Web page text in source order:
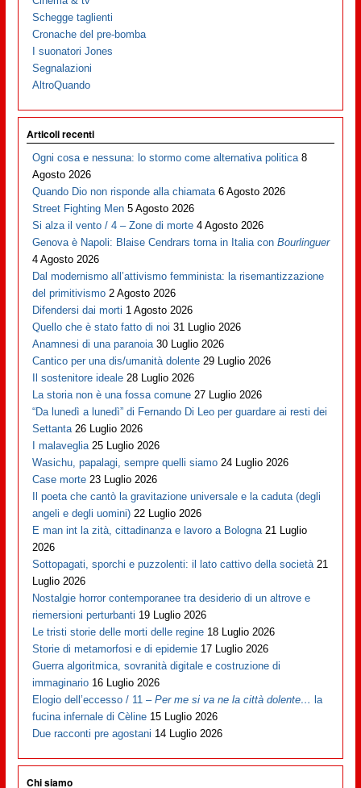
Schegge taglienti
Cronache del pre-bomba
I suonatori Jones
Segnalazioni
AltroQuando
Articoli recenti
Ogni cosa e nessuna: lo stormo come alternativa politica 8
Agosto 2026
Quando Dio non risponde alla chiamata 6 Agosto 2026
Street Fighting Men 5 Agosto 2026
Si alza il vento / 4 – Zone di morte 4 Agosto 2026
Genova è Napoli: Blaise Cendrars torna in Italia conBourlinguer
4 Agosto 2026
Dal modernismo all’attivismo femminista: la risemantizzazione
del primitivismo 2 Agosto 2026
Difendersi dai morti 1 Agosto 2026
Quello che è stato fatto di noi 31 Luglio 2026
Anamnesi di una paranoia 30 Luglio 2026
Cantico per una dis/umanità dolente 29 Luglio 2026
Il sostenitore ideale 28 Luglio 2026
La storia non è una fossa comune 27 Luglio 2026
“Da lunedì a lunedì” di Fernando Di Leo per guardare ai resti dei
Settanta 26 Luglio 2026
I malaveglia 25 Luglio 2026
Wasichu, papalagi, sempre quelli siamo 24 Luglio 2026
Case morte 23 Luglio 2026
Il poeta che cantò la gravitazione universale e la caduta (degli
angeli e degli uomini) 22 Luglio 2026
E man int la zità, cittadinanza e lavoro a Bologna 21 Luglio
2026
Sottopagati, sporchi e puzzolenti: il lato cattivo della società 21
Luglio 2026
Nostalgie horror contemporanee tra desiderio di un altrove e
riemersioni perturbanti 19 Luglio 2026
Le tristi storie delle morti delle regine 18 Luglio 2026
Storie di metamorfosi e di epidemie 17 Luglio 2026
Guerra algoritmica, sovranità digitale e costruzione di
immaginario 16 Luglio 2026
Elogio dell’eccesso / 11 –Per me si va ne la città dolente… la
fucina infernale di Cèline 15 Luglio 2026
Due racconti pre agostani 14 Luglio 2026
Chi siamo